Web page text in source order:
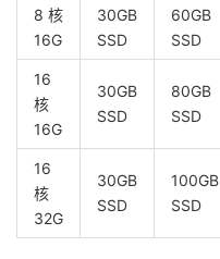
8 核
16G
30GB
SSD
60GB
SSD
16
核
16G
30GB
SSD
80GB
SSD
16
核
32G
30GB
SSD
100GB
SSD